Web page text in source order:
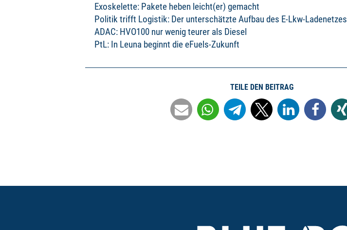
Exoskelette: Pakete heben leicht(er) gemacht
Politik trifft Logistik: Der unterschätzte Aufbau des E-Lkw-Ladenetzes
ADAC: HVO100 nur wenig teurer als Diesel
PtL: In Leuna beginnt die eFuels-Zukunft
TEILE DEN BEITRAG